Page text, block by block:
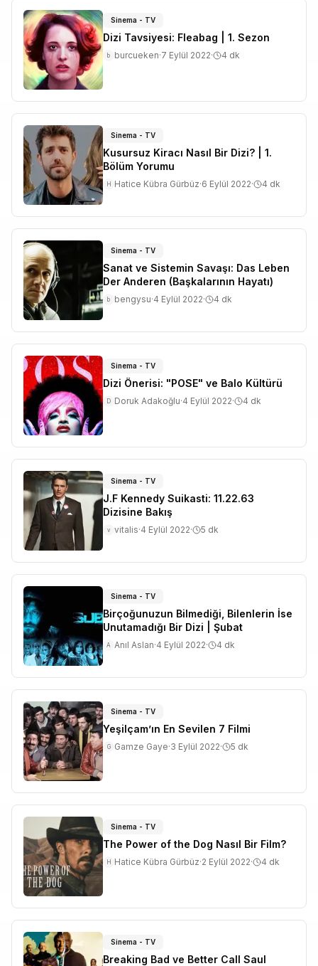
Sinema - TV
Dizi Tavsiyesi: Fleabag | 1. Sezon
b burcueken·7 Eylül 2022· 4 dk
Sinema - TV
Kusursuz Kiracı Nasıl Bir Dizi? | 1.
Bölüm Yorumu
H Hatice Kübra Gürbüz·6 Eylül 2022· 4 dk
Sinema - TV
Sanat ve Sistemin Savaşı: Das Leben
Der Anderen (Başkalarının Hayatı)
b bengysu·4 Eylül 2022· 4 dk
Sinema - TV
Dizi Önerisi: "POSE" ve Balo Kültürü
D Doruk Adakoğlu·4 Eylül 2022· 4 dk
Sinema - TV
J.F Kennedy Suikasti: 11.22.63
Dizisine Bakış
v vitalis·4 Eylül 2022· 5 dk
Sinema - TV
Birçoğunuzun Bilmediği, Bilenlerin İse
Unutamadığı Bir Dizi | Şubat
A Anıl Aslan·4 Eylül 2022· 4 dk
Sinema - TV
Yeşilçam’ın En Sevilen 7 Filmi
G Gamze Gaye·3 Eylül 2022· 5 dk
Sinema - TV
The Power of the Dog Nasıl Bir Film?
H Hatice Kübra Gürbüz·2 Eylül 2022· 4 dk
Sinema - TV
Breaking Bad ve Better Call Saul